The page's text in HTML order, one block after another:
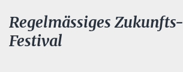
Regelmässiges Zukunfts-
Festival